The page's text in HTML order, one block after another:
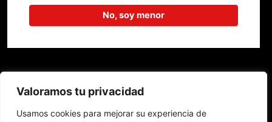
Valoramos tu privacidad
Usamos cookies para mejorar su experiencia de
No, soy menor